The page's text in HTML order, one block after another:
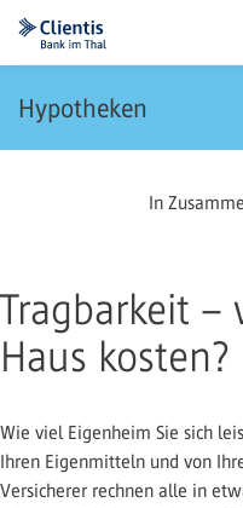
Hypotheken
In
Tragbarkeit –
Haus kosten?
Wie viel Eigenheim Sie sich
Ihren Eigenmitteln und von
Versicherer rechnen alle in